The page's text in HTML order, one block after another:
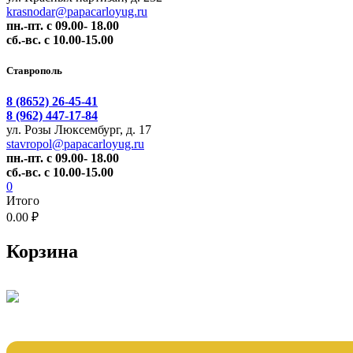
krasnodar@papacarloyug.ru
пн.-пт. с 09.00- 18.00
сб.-вс. с 10.00-15.00
Ставрополь
8 (8652) 26-45-41
8 (962) 447-17-84
ул. Розы Люксембург, д. 17
stavropol@papacarloyug.ru
пн.-пт. с 09.00- 18.00
сб.-вс. с 10.00-15.00
0
Итого
0.00 ₽
Корзина